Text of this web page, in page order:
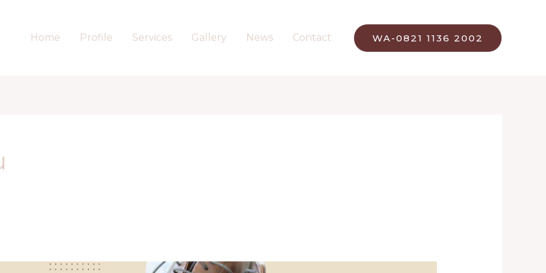
Home Profile Services Gallery News Contact WA-0821 1136 2002